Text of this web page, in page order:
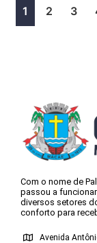
1 2 3
Com o nome de
passou a
diversos setores
conforto para
Avenida